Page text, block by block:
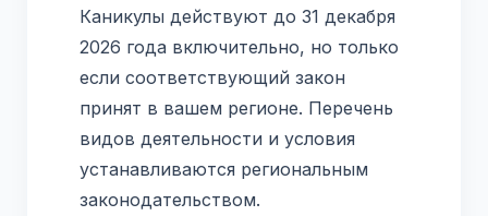
Каникулы действуют до 31 декабря
2026 года включительно, но только
если соответствующий закон
принят в вашем регионе. Перечень
видов деятельности и условия
устанавливаются региональным
законодательством.